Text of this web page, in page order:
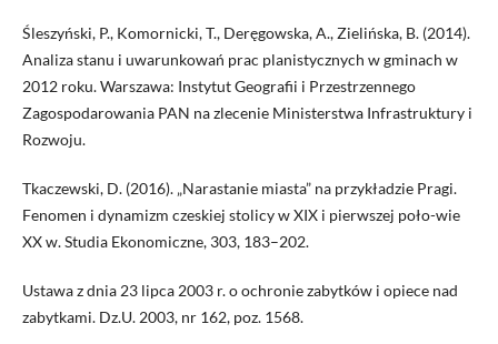
Śleszyński, P., Komornicki, T., Deręgowska, A., Zielińska, B. (2014).
Analiza stanu i uwarunkowań prac planistycznych w gminach w
2012 roku. Warszawa: Instytut Geografii i Przestrzennego
Zagospodarowania PAN na zlecenie Ministerstwa Infrastruktury i
Rozwoju.
Tkaczewski, D. (2016). „Narastanie miasta” na przykładzie Pragi.
Fenomen i dynamizm czeskiej stolicy w XIX i pierwszej poło-wie
XX w. Studia Ekonomiczne, 303, 183–202.
Ustawa z dnia 23 lipca 2003 r. o ochronie zabytków i opiece nad
zabytkami. Dz.U. 2003, nr 162, poz. 1568.